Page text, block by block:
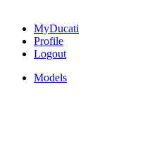
MyDucati
Profile
Logout
Models